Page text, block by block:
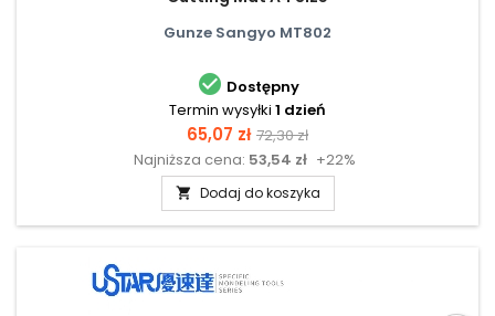
Gunze Sangyo MT802
 Dostępny
Termin wysyłki 1 dzień
Cena
65,07 zł Cena
podstawowa
72,30 zł
Najniższa cena: 53,54 zł +22%
 Dodaj do koszyka